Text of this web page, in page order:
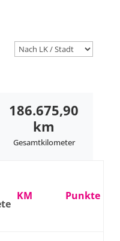
186.675,90
km
Gesamtkilometer
KM Punkte